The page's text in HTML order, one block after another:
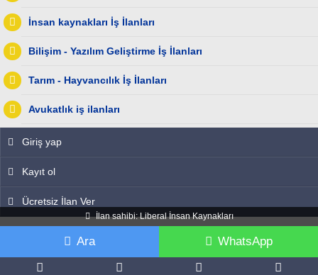
İlan sahibi: Liberal İnsan Kaynakları
Ara WhatsApp
İnsan kaynakları İş İlanları
Bilişim - Yazılım Geliştirme İş İlanları
Tarım - Hayvancılık İş İlanları
Avukatlık iş ilanları
Giriş yap
Kayıt ol
Ücretsiz İlan Ver